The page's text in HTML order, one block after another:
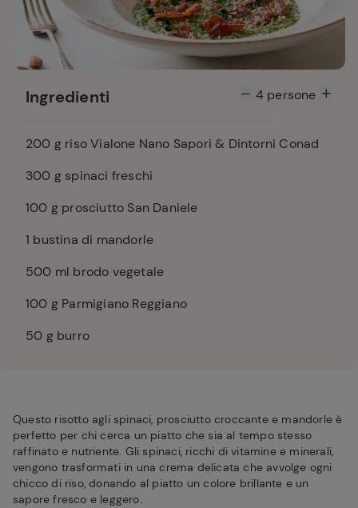
Ingredienti 4persone
200 g riso Vialone Nano Sapori & Dintorni Conad
300 g spinaci freschi
100 g prosciutto San Daniele
1 bustina di mandorle
500 ml brodo vegetale
100 g Parmigiano Reggiano
50 g burro
Questo risotto agli spinaci, prosciutto croccante e mandorle è
perfetto per chi cerca un piatto che sia al tempo stesso
raffinato e nutriente. Gli spinaci, ricchi di vitamine e minerali,
vengono trasformati in una crema delicata che avvolge ogni
chicco di riso, donando al piatto un colore brillante e un
sapore fresco e leggero.